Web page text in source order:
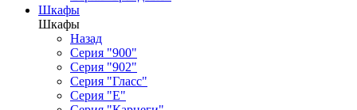
Шкафы
Шкафы
Назад
Серия "900"
Серия "902"
Серия "Гласс"
Серия "Е"